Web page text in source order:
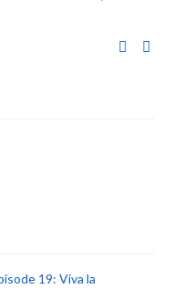
19: Viva la